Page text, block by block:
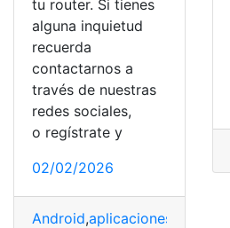
tu router. Si tienes
alguna inquietud
recuerda
contactarnos a
través de nuestras
redes sociales,
o regístrate y
02/02/2026
Android,aplicaciones